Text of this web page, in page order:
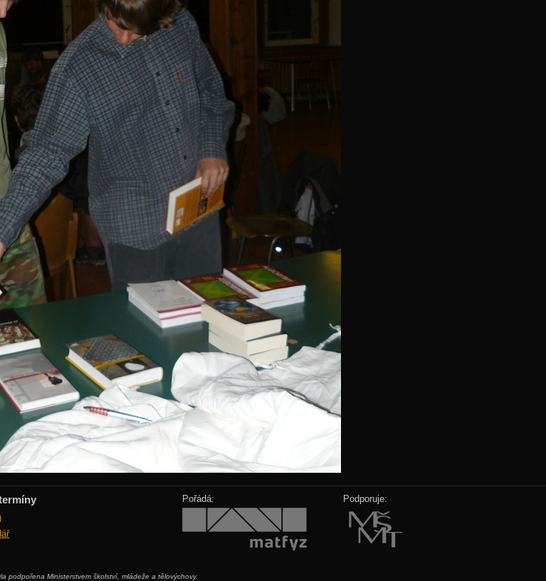
Pořádá: Podporuje:
podpořena Ministerstvem školství, mládeže a tělovýchovy.